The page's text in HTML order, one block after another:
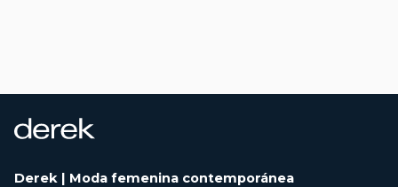
Derek | Moda femenina contemporánea